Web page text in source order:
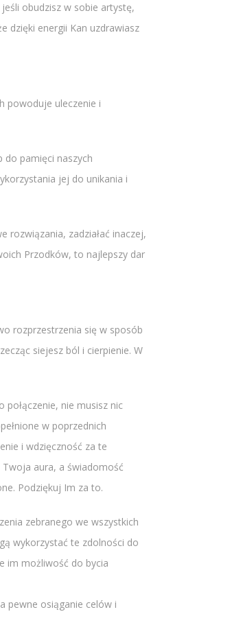
obudzisz w sobie artystę,
dzięki energii Kan uzdrawiasz
powoduje uleczenie i
do pamięci naszych
jej do unikania i
rozwiązania, zadziałać inaczej,
Przodków, to najlepszy dar
rozprzestrzenia się w sposób
siejesz ból i cierpienie. W
nie musisz nic
w poprzednich
i wdzięczność za te
Twoja aura, a świadomość
Podziękuj Im za to.
zebranego we wszystkich
wykorzystać te zdolności do
im możliwość do bycia
pewne osiąganie celów i